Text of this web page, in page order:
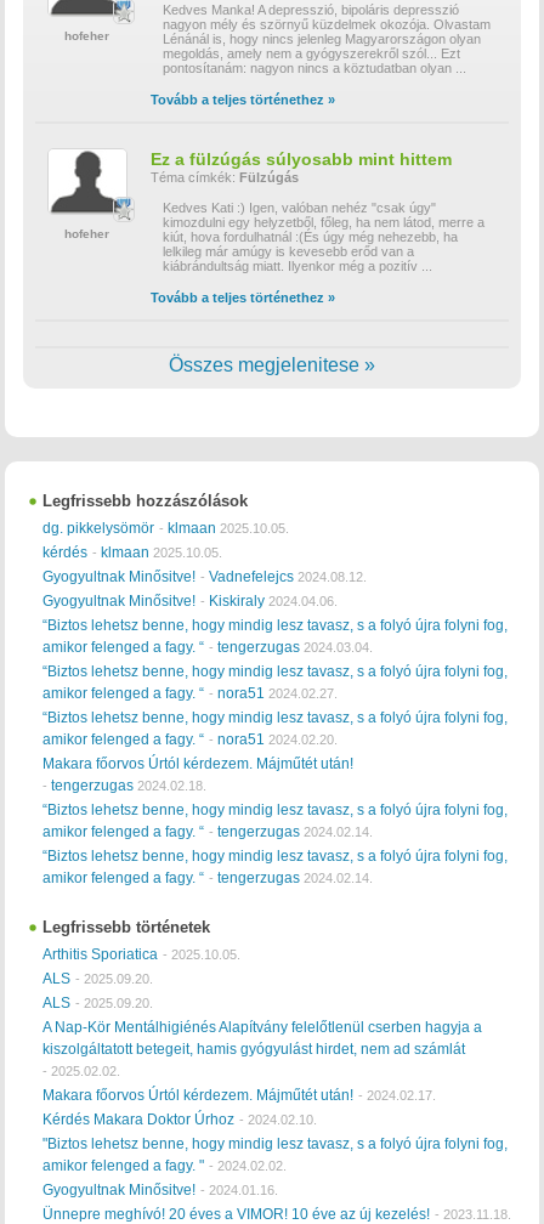
hofeher
Kedves Manka! A depresszió, bipoláris depresszió
nagyon mély és szörnyű küzdelmek okozója. Olvastam
Lénánál is, hogy nincs jelenleg Magyarországon olyan
megoldás, amely nem a gyógyszerekről szól... Ezt
pontosítanám: nagyon nincs a köztudatban olyan
Tovább a teljes történethez »
hofeher
Ez a fülzúgás súlyosabb mint hittem
Téma címkék: Fülzúgás
Kedves Kati :) Igen, valóban nehéz "csak úgy"
kimozdulni egy helyzetből, főleg, ha nem látod, merre a
kiút, hova fordulhatnál :(És úgy még nehezebb, ha
lelkileg már amúgy is kevesebb erőd van a
kiábrándultság miatt. Ilyenkor még a pozitív
Tovább a teljes történethez »
Összes megjelenitese »
Legfrissebb hozzászólások
dg. pikkelysömör - klmaan 2025.10.05.
kérdés - klmaan 2025.10.05.
Gyogyultnak Minősitve! -Vadnefelejcs 2024.08.12.
Gyogyultnak Minősitve! - Kiskiraly 2024.04.06.
“Biztos lehetsz benne, hogy mindig lesz tavasz, s a folyó újra folyni fog,
amikor felenged a fagy. “ -tengerzugas 2024.03.04.
“Biztos lehetsz benne, hogy mindig lesz tavasz, s a folyó újra folyni fog,
amikor felenged a fagy. “ -nora51 2024.02.27.
“Biztos lehetsz benne, hogy mindig lesz tavasz, s a folyó újra folyni fog,
amikor felenged a fagy. “ -nora51 2024.02.20.
Makara főorvos Úrtól kérdezem. Májműtét után!
-tengerzugas 2024.02.18.
“Biztos lehetsz benne, hogy mindig lesz tavasz, s a folyó újra folyni fog,
amikor felenged a fagy. “ -tengerzugas 2024.02.14.
“Biztos lehetsz benne, hogy mindig lesz tavasz, s a folyó újra folyni fog,
amikor felenged a fagy. “ -tengerzugas 2024.02.14.
Legfrissebb történetek
Arthitis Sporiatica - 2025.10.05.
ALS - 2025.09.20.
ALS - 2025.09.20.
A Nap-Kör Mentálhigiénés Alapítvány felelőtlenül cserben hagyja a
kiszolgáltatott betegeit, hamis gyógyulást hirdet, nem ad számlát
- 2025.02.02.
Makara főorvos Úrtól kérdezem. Májműtét után! - 2024.02.17.
Kérdés Makara Doktor Úrhoz - 2024.02.10.
"Biztos lehetsz benne, hogy mindig lesz tavasz, s a folyó újra folyni fog,
amikor felenged a fagy. " - 2024.02.02.
Gyogyultnak Minősitve! - 2024.01.16.
Ünnepre meghívó! 20 éves a VIMOR! 10 éve az új kezelés! - 2023.11.18.